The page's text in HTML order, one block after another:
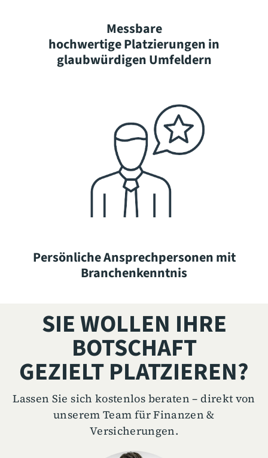
Messbare
hochwertige Platzierungen in
glaubwürdigen Umfeldern
Persönliche Ansprechpersonen mit
Branchenkenntnis
SIE WOLLEN IHRE
BOTSCHAFT
GEZIELT PLATZIEREN?
Lassen Sie sich kostenlos beraten – direkt von
unserem Team für Finanzen &
Versicherungen.